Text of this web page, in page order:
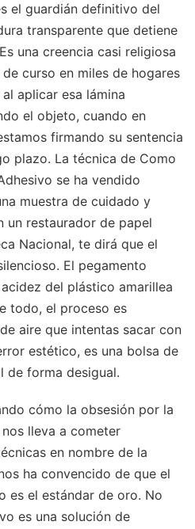
el guardián definitivo del
transparente que detiene
una creencia casi religiosa
curso en miles de hogares
aplicar esa lámina
el objeto, cuando en
firmando su sentencia
plazo. La técnica de Como
se ha vendido
muestra de cuidado y
un restaurador de papel
Nacional, te dirá que el
El pegamento
del plástico amarillea
todo, el proceso es
aire que intentas sacar con
estético, es una bolsa de
de forma desigual.
cómo la obsesión por la
lleva a cometer
en nombre de la
ha convencido de que el
es el estándar de oro. No
es una solución de